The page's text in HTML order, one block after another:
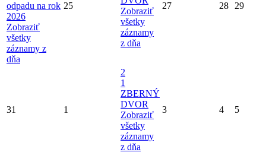
odpadu na rok
2026
Zobraziť
všetky
záznamy z
dňa
25
Zobraziť
všetky
záznamy
z dňa
27 28 29
31 1
2
1
ZBERNÝ
DVOR
Zobraziť
všetky
záznamy
z dňa
3 4 5